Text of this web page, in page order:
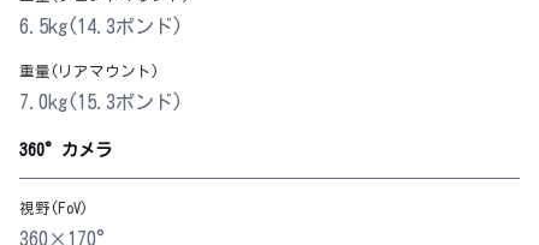
6.5kg(14.3ポンド)
重量(リアマウント)
7.0kg(15.3ポンド)
360°カメラ
視野(FoV)
360×170°